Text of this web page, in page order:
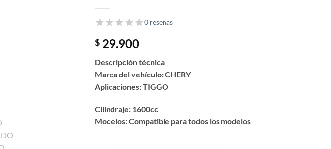
0 reseñas
$ 29.900
Descripción técnica
Marca del vehículo: CHERY
Aplicaciones: TIGGO
Cilindraje: 1600cc
Modelos: Compatible para todos los modelos